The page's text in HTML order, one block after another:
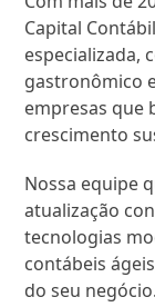
Capital
especializada,
gastronômico
empresas que
crescimento
Nossa equipe
atualização
tecnologias
contábeis
do seu negócio.